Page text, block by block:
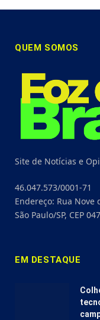
QUEM SOMOS
Site de Notícias e
46.047.573/0001-71
Endereço: Rua Nove
São Paulo/SP, CEP
EM DESTAQUE